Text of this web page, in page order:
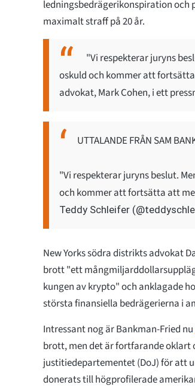
ledningsbedrägerikonspiration
maximalt straff på 20 år.
"Vi respekterar juryns
oskuld och kommer att
advokat, Mark Cohen, i ett
UTTALANDE FRÅN SAM
"Vi respekterar juryns beslut.
och kommer att fortsätta att
Teddy Schleifer
New Yorks södra distrikts advokat
brott "ett
kungen av krypto" och anklagade
största finansiella bedrägerierna i
Intressant nog är Bankman-Fried nu
brott, men det är fortfarande
justitiedepartementet (DoJ) för att
donerats till högprofilerade